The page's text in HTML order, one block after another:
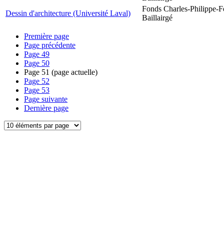
Dessin d'architecture (Université Laval)
Fonds Charles-Philippe-
Baillairgé
Première page
Page précédente
Page 49
Page 50
Page 51 (page actuelle)
Page 52
Page 53
Page suivante
Dernière page